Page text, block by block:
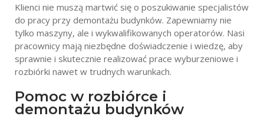
Klienci nie muszą martwić się o poszukiwanie specjalistów
do pracy przy demontażu budynków. Zapewniamy nie
tylko maszyny, ale i wykwalifikowanych operatorów. Nasi
pracownicy mają niezbędne doświadczenie i wiedzę, aby
sprawnie i skutecznie realizować prace wyburzeniowe i
rozbiórki nawet w trudnych warunkach.
Pomoc w rozbiórce i
demontażu budynków